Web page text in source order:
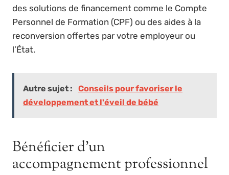
des solutions de financement comme le Compte
Personnel de Formation (CPF) ou des aides à la
reconversion offertes par votre employeur ou
l’État.
Autre sujet :
Conseils pour favoriser le
développement et l'éveil de bébé
Bénéficier d’un
accompagnement professionnel